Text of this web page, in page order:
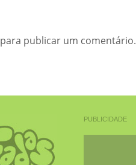
para publicar um comentário.
PUBLICIDADE